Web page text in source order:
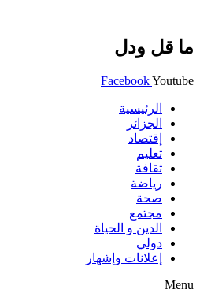
ما قل ودل
FacebookYoutube
الرئيسية
الجزائر
إقتصاد
تعليم
ثقافة
رياضة
صحة
مجتمع
الدين و الحياة
دولي
إعلانات وإشهار
Menu